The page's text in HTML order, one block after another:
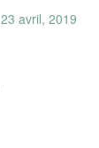
23 avril, 2019